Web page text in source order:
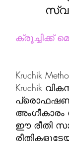
ക്രൂച്ചിക്ക്
Kruchik
Kruchik
അംഗീകാരം
ഈ രീതി